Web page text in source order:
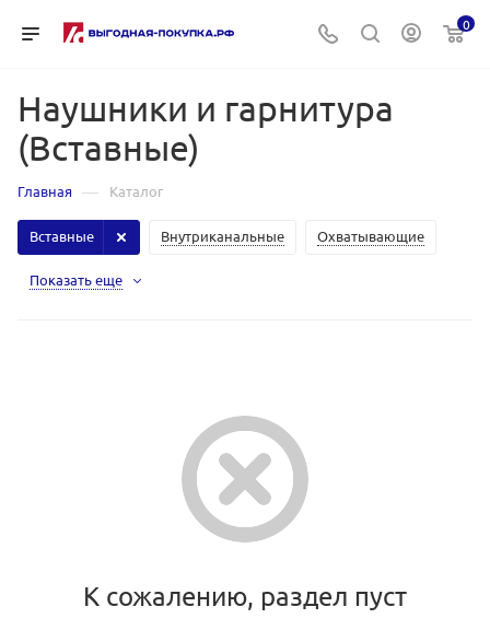
0
Наушники и гарнитура
(Вставные)
Главная — Каталог
Вставные Внутриканальные Охватывающие
Показать еще
К сожалению, раздел пуст